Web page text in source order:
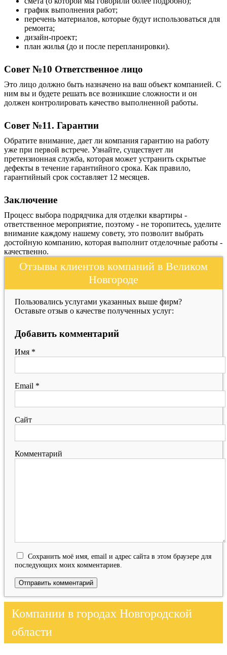
график выполнения работ;
перечень материалов, которые будут использоваться для
ремонта;
дизайн-проект;
план жилья (до и после перепланировки).
Совет №10 Ответственное лицо
Это лицо должно быть назначено на ваш объект компанией. С
ним вы и будете решать все возникшие сложности и он
должен контролировать качество выполненной работы.
Совет №11. Гарантии
Обратите внимание, дает ли компания гарантию на работу
уже при первой встрече. Узнайте, существует ли
претензионная служба, которая может устранить скрытые
дефекты в течение гарантийного срока. Как правило,
гарантийный срок составляет 12 месяцев.
Заключение
Процесс выбора подрядчика для отделки квартиры -
ответственное мероприятие, поэтому - не торопитесь, уделите
внимание каждому нашему совету, это позволит выбрать
достойную компанию, которая выполнит отделочные работы -
качественно.
Отзывы клиентов компаний в Великом
Новгороде
Пользовались услугами указанных выше фирм?
Оставьте отзыв о качестве полученных услуг:
Добавить комментарий
Имя *
Email *
Сайт
Комментарий
Сохранить моё имя, email и адрес сайта в этом браузере для
последующих моих комментариев.
Компании в городах Новгородской
области